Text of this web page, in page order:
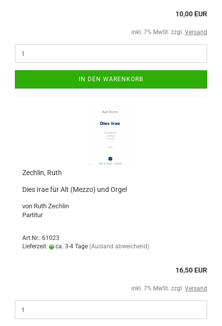
10,00 EUR
inkl. 7% MwSt. zzgl. Versand
IN DEN WARENKORB
Zechlin, Ruth
Dies Irae für Alt (Mezzo) und Orgel
von Ruth Zechlin
Partitur
Art.Nr.: 61023
Lieferzeit:
ca. 3-4 Tage (Ausland abweichend)
16,50 EUR
inkl. 7% MwSt. zzgl. Versand